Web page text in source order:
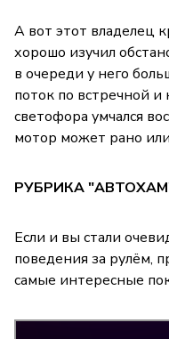
А вот этот владелец
хорошо изучил
в очереди у него
поток по встречной
светофора умчался
мотор может рано
РУБРИКА
Если и вы стали
поведения за рулём,
самые интересные